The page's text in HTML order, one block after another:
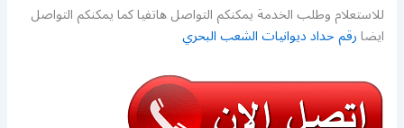
للاستعلام وطلب الخدمة يمكنكم التواصل هاتفيا كما يمكنكم التواصل
ايضارقم حداد ديوانيات الشعب البحري